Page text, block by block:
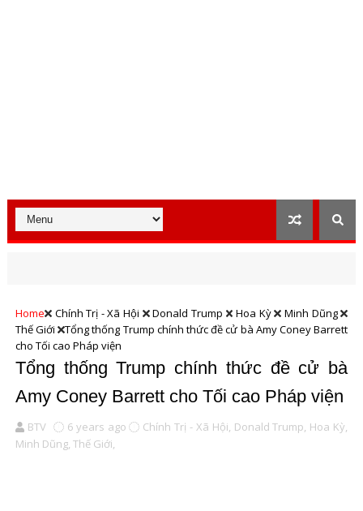
Home Chính Trị - Xã Hội Donald Trump Hoa Kỳ
Minh Dũng
Thế Giới
Tổng thống Trump chính thức đề cử bà Amy Coney Barrett
cho Tối cao Pháp viện
Tổng thống Trump chính thức đề cử bà
Amy Coney Barrett cho Tối cao Pháp viện
BTV 6 years ago Chính Trị - Xã Hội, Donald Trump, Hoa Kỳ,
Minh Dũng, Thế Giới,